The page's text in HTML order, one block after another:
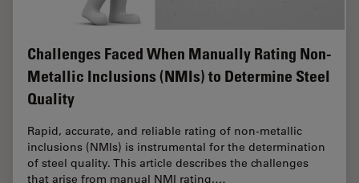
Challenges Faced When Manually Rating Non-
Metallic Inclusions (NMIs) to Determine Steel
Quality
Rapid, accurate, and reliable rating of non-metallic
inclusions (NMIs) is instrumental for the determination
of steel quality. This article describes the challenges
that arise from manual NMI rating,…